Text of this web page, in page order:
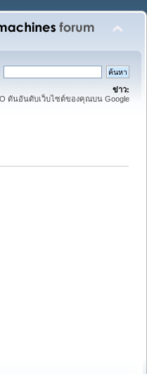
ข่าว:
ดันอันดับเว็บไซต์ของคุณบน Google